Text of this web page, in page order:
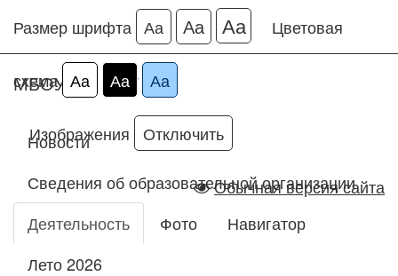
Размер шрифта Аа Аа Аа Цветовая
схема Аа Аа Аа
Изображения Отключить
Обычная версия сайта
МБОУ ДО ДДТ
Новости
Сведения об образовательной организации
Деятельность
Фото
Навигатор
Лето 2026